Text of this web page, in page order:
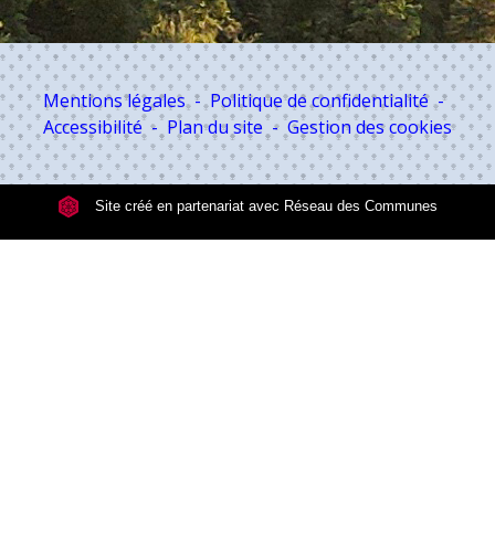
Mentions légales - Politique de confidentialité -
Accessibilité - Plan du site - Gestion des cookies
Site créé en partenariat avec Réseau des Communes